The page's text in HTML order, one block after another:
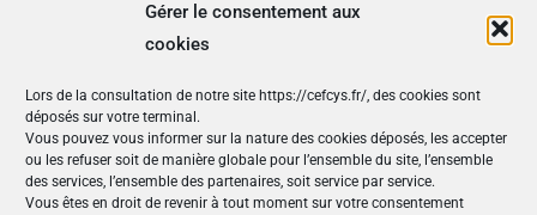
Gérer le consentement aux
cookies
Lors de la consultation de notre site https://cefcys.fr/, des cookies sont
déposés sur votre terminal.
Vous pouvez vous informer sur la nature des cookies déposés, les accepter
ou les refuser soit de manière globale pour l’ensemble du site, l’ensemble
des services, l’ensemble des partenaires, soit service par service.
Vous êtes en droit de revenir à tout moment sur votre consentement
France
+ Google Map